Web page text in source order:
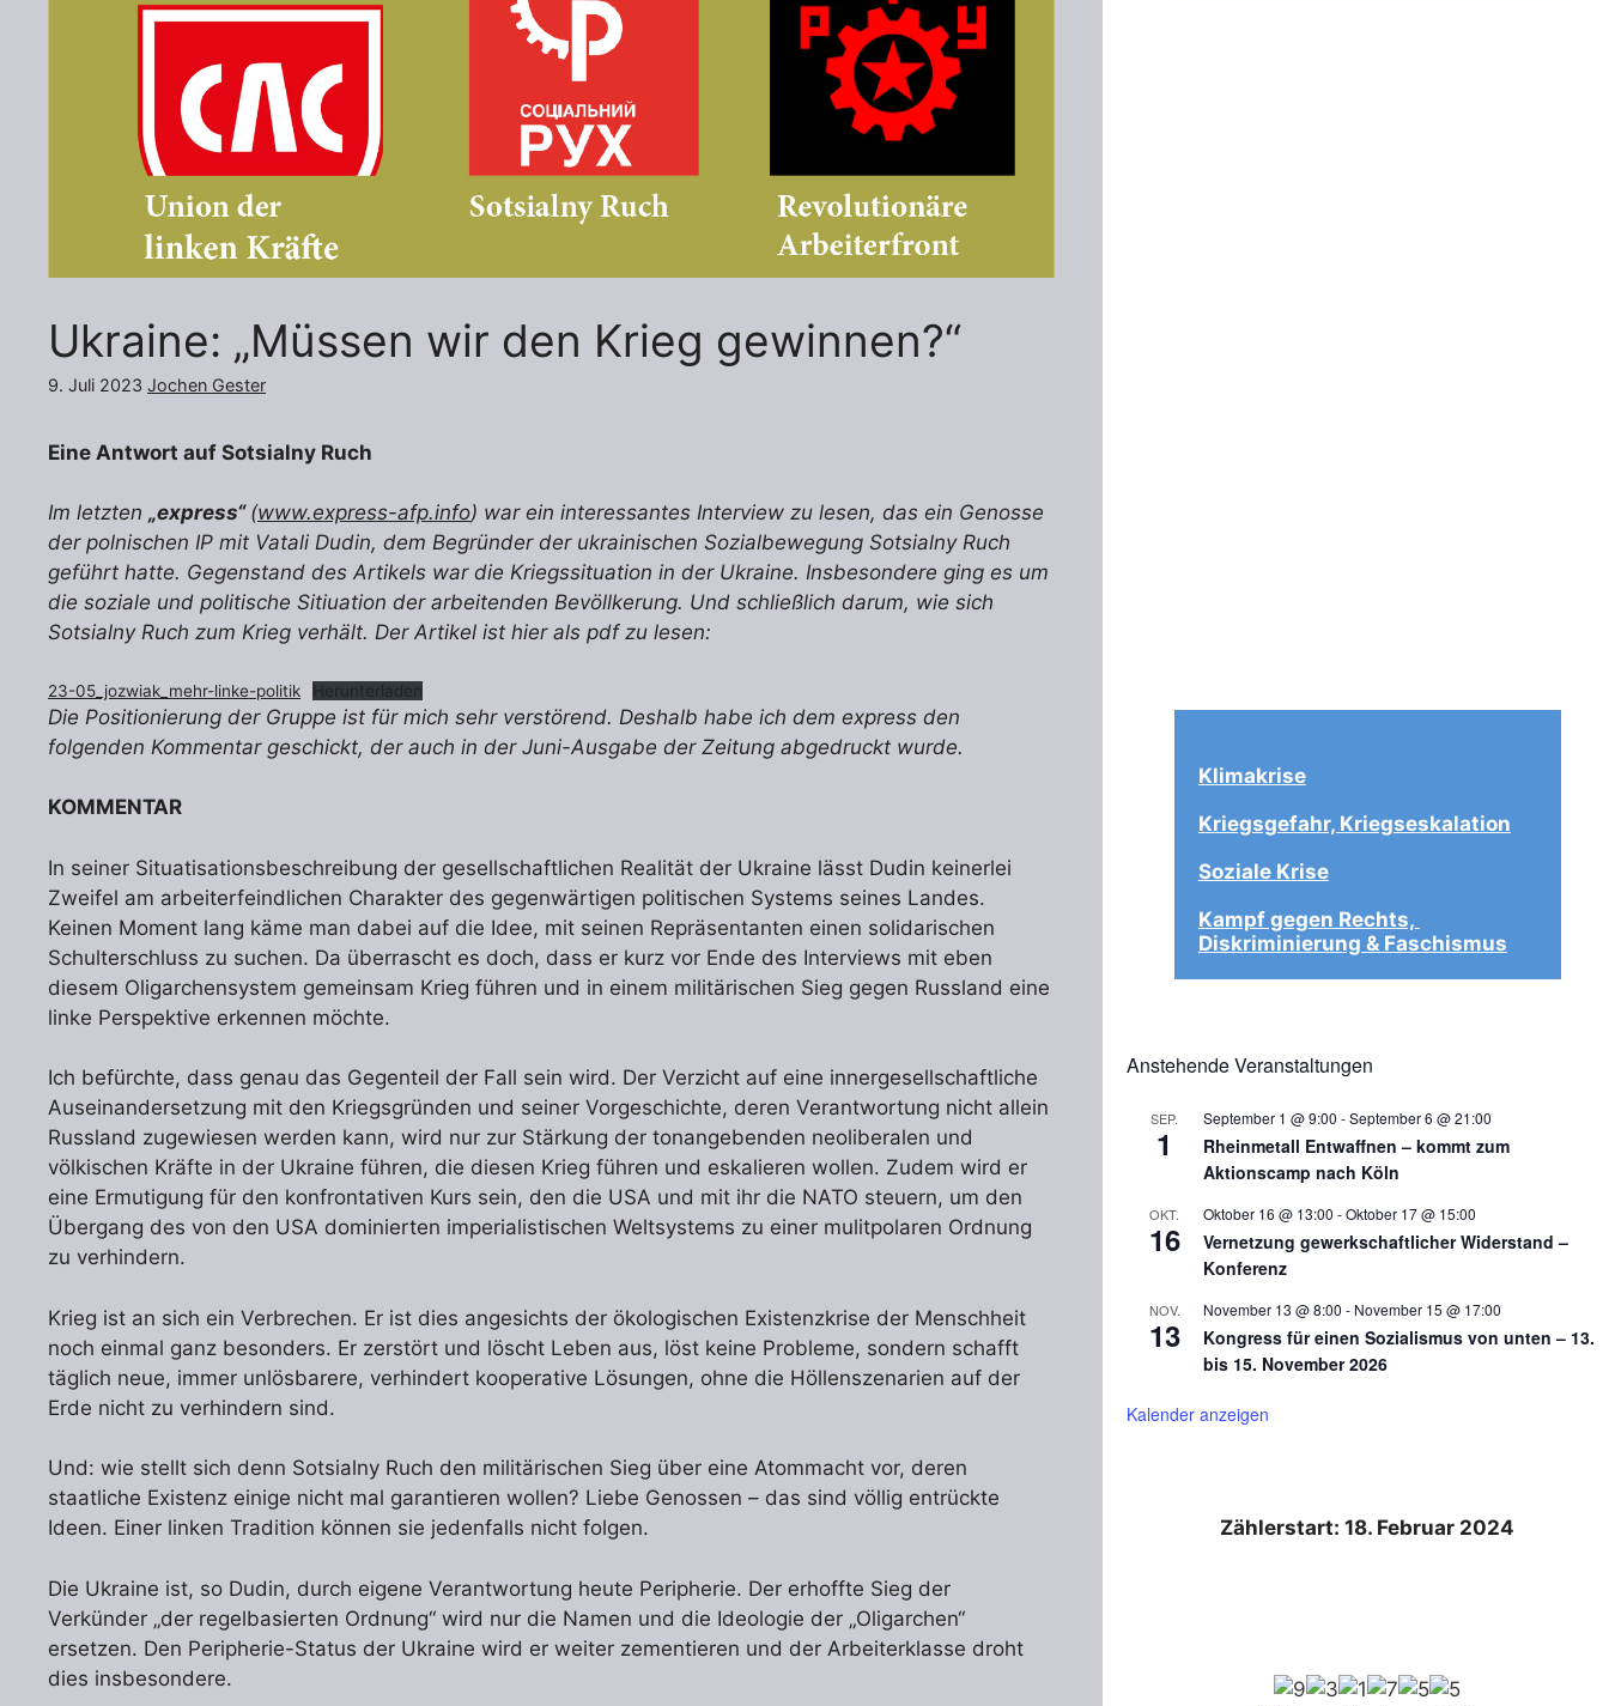
Ukraine: „Müssen wir den Krieg gewinnen?“
9. Juli 2023 Jochen Gester
Eine Antwort auf Sotsialny Ruch
Im letzten „express“ (www.express-afp.info) war ein interessantes Interview zu lesen, das ein Genosse
der polnischen IP mit Vatali Dudin, dem Begründer der ukrainischen Sozialbewegung Sotsialny Ruch
geführt hatte. Gegenstand des Artikels war die Kriegssituation in der Ukraine. Insbesondere ging es um
die soziale und politische Sitiuation der arbeitenden Bevöllkerung. Und schließlich darum, wie sich
Sotsialny Ruch zum Krieg verhält. Der Artikel ist hier als pdf zu lesen:
23-05_jozwiak_mehr-linke-politik Herunterladen
Die Positionierung der Gruppe ist für mich sehr verstörend. Deshalb habe ich dem express den
folgenden Kommentar geschickt, der auch in der Juni-Ausgabe der Zeitung abgedruckt wurde.
KOMMENTAR
In seiner Situatisationsbeschreibung der gesellschaftlichen Realität der Ukraine lässt Dudin keinerlei
Zweifel am arbeiterfeindlichen Charakter des gegenwärtigen politischen Systems seines Landes.
Keinen Moment lang käme man dabei auf die Idee, mit seinen Repräsentanten einen solidarischen
Schulterschluss zu suchen. Da überrascht es doch, dass er kurz vor Ende des Interviews mit eben
diesem Oligarchensystem gemeinsam Krieg führen und in einem militärischen Sieg gegen Russland eine
linke Perspektive erkennen möchte.
Ich befürchte, dass genau das Gegenteil der Fall sein wird. Der Verzicht auf eine innergesellschaftliche
Auseinandersetzung mit den Kriegsgründen und seiner Vorgeschichte, deren Verantwortung nicht allein
Russland zugewiesen werden kann, wird nur zur Stärkung der tonangebenden neoliberalen und
völkischen Kräfte in der Ukraine führen, die diesen Krieg führen und eskalieren wollen. Zudem wird er
eine Ermutigung für den konfrontativen Kurs sein, den die USA und mit ihr die NATO steuern, um den
Übergang des von den USA dominierten imperialistischen Weltsystems zu einer mulitpolaren Ordnung
zu verhindern.
Krieg ist an sich ein Verbrechen. Er ist dies angesichts der ökologischen Existenzkrise der Menschheit
noch einmal ganz besonders. Er zerstört und löscht Leben aus, löst keine Probleme, sondern schafft
täglich neue, immer unlösbarere, verhindert kooperative Lösungen, ohne die Höllenszenarien auf der
Erde nicht zu verhindern sind.
Und: wie stellt sich denn Sotsialny Ruch den militärischen Sieg über eine Atommacht vor, deren
staatliche Existenz einige nicht mal garantieren wollen? Liebe Genossen – das sind völlig entrückte
Ideen. Einer linken Tradition können sie jedenfalls nicht folgen.
Die Ukraine ist, so Dudin, durch eigene Verantwortung heute Peripherie. Der erhoffte Sieg der
Verkünder „der regelbasierten Ordnung“ wird nur die Namen und die Ideologie der „Oligarchen“
ersetzen. Den Peripherie-Status der Ukraine wird er weiter zementieren und der Arbeiterklasse droht
dies insbesondere.
Klimakrise
Kriegsgefahr, Kriegseskalation
Soziale Krise
Kampf gegen Rechts,
Diskriminierung & Faschismus
Anstehende Veranstaltungen
SEP.
1
September 1 @ 9:00 -September 6 @ 21:00
Rheinmetall Entwaffnen – kommt zum
Aktionscamp nach Köln
OKT.
16
Oktober 16 @ 13:00 -Oktober 17 @ 15:00
Vernetzung gewerkschaftlicher Widerstand –
Konferenz
NOV.
13
November 13 @ 8:00 - November 15 @ 17:00
Kongress für einen Sozialismus von unten – 13.
bis 15. November 2026
Kalender anzeigen
Zählerstart: 18. Februar 2024